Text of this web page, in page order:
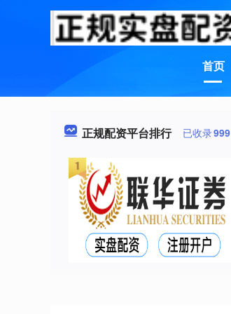
首页
正规配资平台排行 已收录999